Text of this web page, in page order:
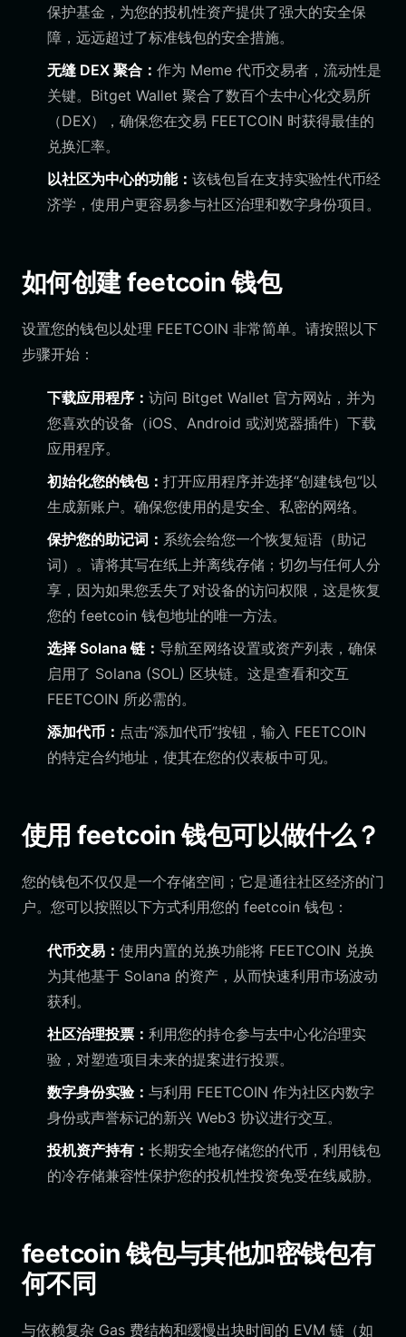
保护基金，为您的投机性资产提供了强大的安全保
障，远远超过了标准钱包的安全措施。
无缝 DEX 聚合： 作为 Meme 代币交易者，流动性是
关键。Bitget Wallet 聚合了数百个去中心化交易所
（DEX），确保您在交易 FEETCOIN 时获得最佳的
兑换汇率。
以社区为中心的功能： 该钱包旨在支持实验性代币经
济学，使用户更容易参与社区治理和数字身份项目。
如何创建 feetcoin 钱包
设置您的钱包以处理 FEETCOIN 非常简单。请按照以下
步骤开始：
下载应用程序： 访问 Bitget Wallet 官方网站，并为
您喜欢的设备（iOS、Android 或浏览器插件）下载
应用程序。
初始化您的钱包： 打开应用程序并选择“创建钱包”以
生成新账户。确保您使用的是安全、私密的网络。
保护您的助记词： 系统会给您一个恢复短语（助记
词）。请将其写在纸上并离线存储；切勿与任何人分
享，因为如果您丢失了对设备的访问权限，这是恢复
您的 feetcoin 钱包地址的唯一方法。
选择 Solana 链： 导航至网络设置或资产列表，确保
启用了 Solana (SOL) 区块链。这是查看和交互
FEETCOIN 所必需的。
添加代币： 点击“添加代币”按钮，输入 FEETCOIN
的特定合约地址，使其在您的仪表板中可见。
使用 feetcoin 钱包可以做什么？
您的钱包不仅仅是一个存储空间；它是通往社区经济的门
户。您可以按照以下方式利用您的 feetcoin 钱包：
代币交易： 使用内置的兑换功能将 FEETCOIN 兑换
为其他基于 Solana 的资产，从而快速利用市场波动
获利。
社区治理投票： 利用您的持仓参与去中心化治理实
验，对塑造项目未来的提案进行投票。
数字身份实验： 与利用 FEETCOIN 作为社区内数字
身份或声誉标记的新兴 Web3 协议进行交互。
投机资产持有： 长期安全地存储您的代币，利用钱包
的冷存储兼容性保护您的投机性投资免受在线威胁。
feetcoin 钱包与其他加密钱包有
何不同
与依赖复杂 Gas 费结构和缓慢出块时间的 EVM 链（如